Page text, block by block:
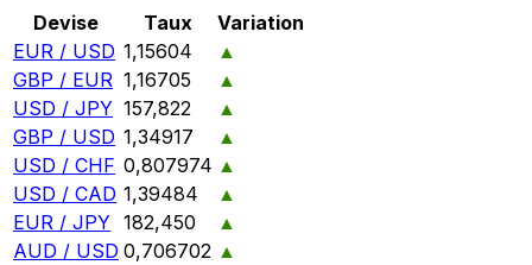
Devise Taux
Variation
EUR / USD 1,15604
▲
GBP / EUR 1,16705
▲
USD / JPY 157,822
▲
GBP / USD 1,34917
▲
USD / CHF 0,807974 ▲
USD / CAD 1,39484
▲
EUR / JPY 182,450
▲
AUD / USD 0,706702 ▲